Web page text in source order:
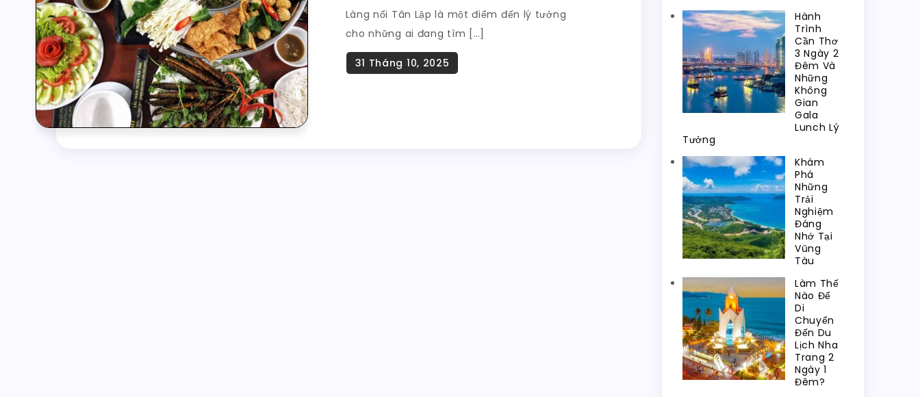
Làng nổi Tân Lập là một điểm đến lý tưởng
cho những ai đang tìm […]
Hành
Trình
Cần Thơ
3 Ngày 2
Đêm Và
Những
Không
Gian
Gala
Lunch Lý
Tưởng
Khám
Phá
Những
Trải
Nghiệm
Đáng
Nhớ Tại
Vũng
Tàu
Làm Thế
Nào Để
Di
Chuyển
Đến Du
Lịch Nha
Trang 2
Ngày 1
Đêm?